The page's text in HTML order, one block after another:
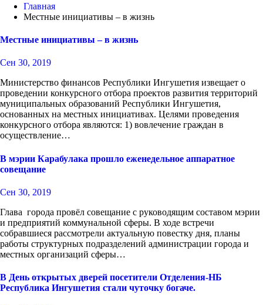
Главная
Местные инициативы – в жизнь
Местные инициативы – в жизнь
Сен 30, 2019
Министерство финансов Республики Ингушетия извещает о
проведении конкурсного отбора проектов развития территорий
муниципальных образований Республики Ингушетия,
основанных на местных инициативах. Целями проведения
конкурсного отбора являются: 1) вовлечение граждан в
осуществление…
В мэрии Карабулака прошло еженедельное аппаратное
совещание
Сен 30, 2019
Глава города провёл совещание с руководящим составом мэрии
и предприятий коммунальной сферы. В ходе встречи
собравшиеся рассмотрели актуальную повестку дня, планы
работы структурных подразделений администрации города и
местных организаций сферы…
В День открытых дверей посетители Отделения-НБ
Республика Ингушетия стали чуточку богаче.